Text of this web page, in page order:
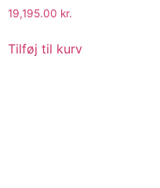
19,195.00 kr.
Tilføj til kurv